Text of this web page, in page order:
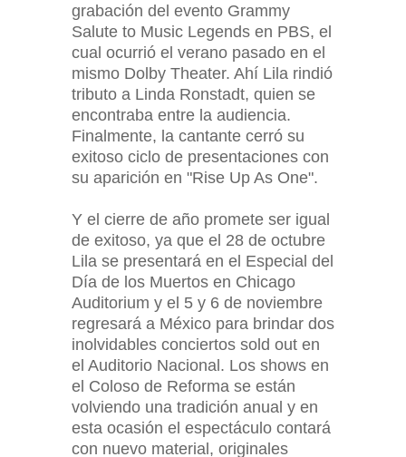
grabación del evento Grammy
Salute to Music Legends en PBS, el
cual ocurrió el verano pasado en el
mismo Dolby Theater. Ahí Lila rindió
tributo a Linda Ronstadt, quien se
encontraba entre la audiencia.
Finalmente, la cantante cerró su
exitoso ciclo de presentaciones con
su aparición en "Rise Up As One".
Y el cierre de año promete ser igual
de exitoso, ya que el 28 de octubre
Lila se presentará en el Especial del
Día de los Muertos en Chicago
Auditorium y el 5 y 6 de noviembre
regresará a México para brindar dos
inolvidables conciertos sold out en
el Auditorio Nacional. Los shows en
el Coloso de Reforma se están
volviendo una tradición anual y en
esta ocasión el espectáculo contará
con nuevo material, originales